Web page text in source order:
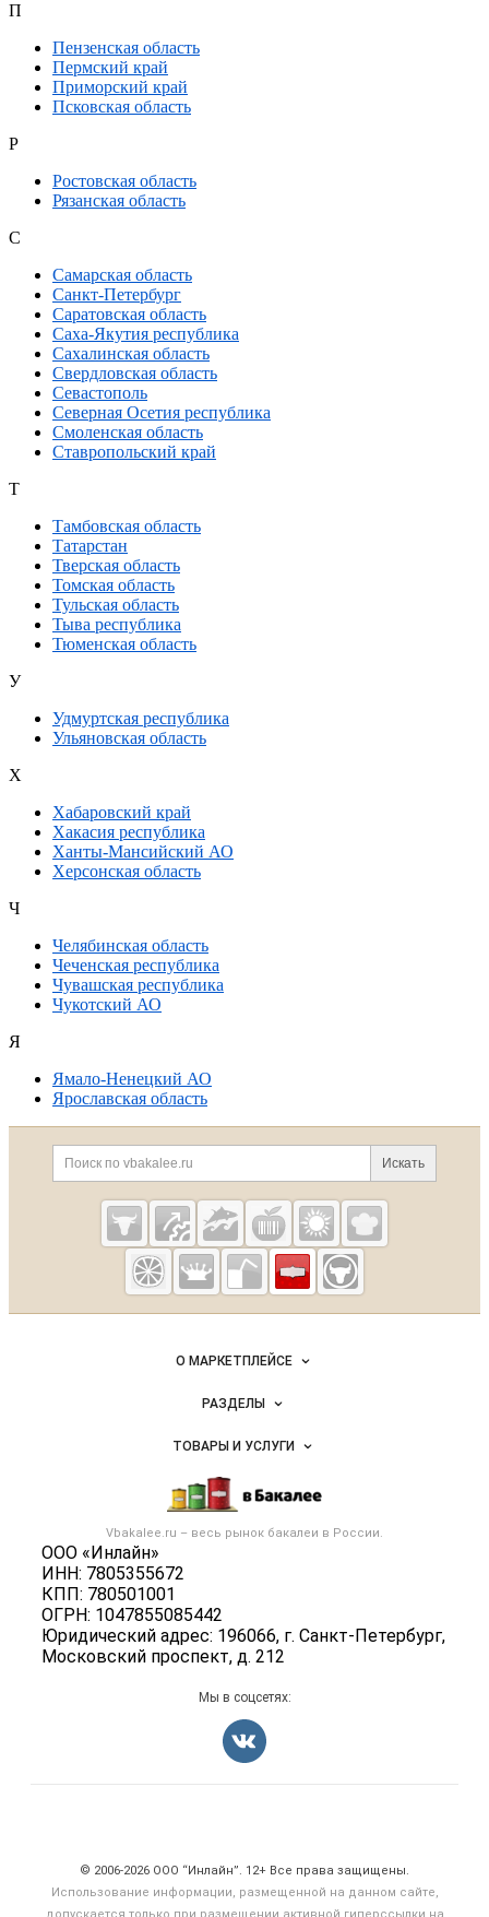
П
Пензенская область
Пермский край
Приморский край
Псковская область
Р
Ростовская область
Рязанская область
С
Самарская область
Санкт-Петербург
Саратовская область
Саха-Якутия республика
Сахалинская область
Свердловская область
Севастополь
Северная Осетия республика
Смоленская область
Ставропольский край
Т
Тамбовская область
Татарстан
Тверская область
Томская область
Тульская область
Тыва республика
Тюменская область
У
Удмуртская республика
Ульяновская область
Х
Хабаровский край
Хакасия республика
Ханты-Мансийский АО
Херсонская область
Ч
Челябинская область
Чеченская республика
Чувашская республика
Чукотский АО
Я
Ямало-Ненецкий АО
Ярославская область
Дополнительная информация
Поиск по сайту и
Искать
Cсылки на полезные проекты
Vbakalee.ru —
рынок
товаров,
ингредиентов
Важные разделы и контакты
Vbakalee.ru – весь рынок бакалеи в России.
ООО «Инлайн»
ИНН: 7805355672
КПП: 780501001
ОГРН: 1047855085442
Юридический адрес: 196066, г. Санкт-Петербург,
Московский проспект, д. 212
Навигация по сайтуО МАРКЕТПЛЕЙСЕ
Новости Vbakalee.ru
Размещение рекламы
Публичная оферта
Контактная информация
Политика обработки персональных данных
РАЗДЕЛЫ
Объявления
Новости рынка
ТОВАРЫ И УСЛУГИ
Бакалейные товары
Услуги
Добавить объявление
Мы в соцсетях:
© 2006‑2026 ООО “Инлайн”. 12+ Все права защищены.
Использование информации, размещенной на данном сайте,